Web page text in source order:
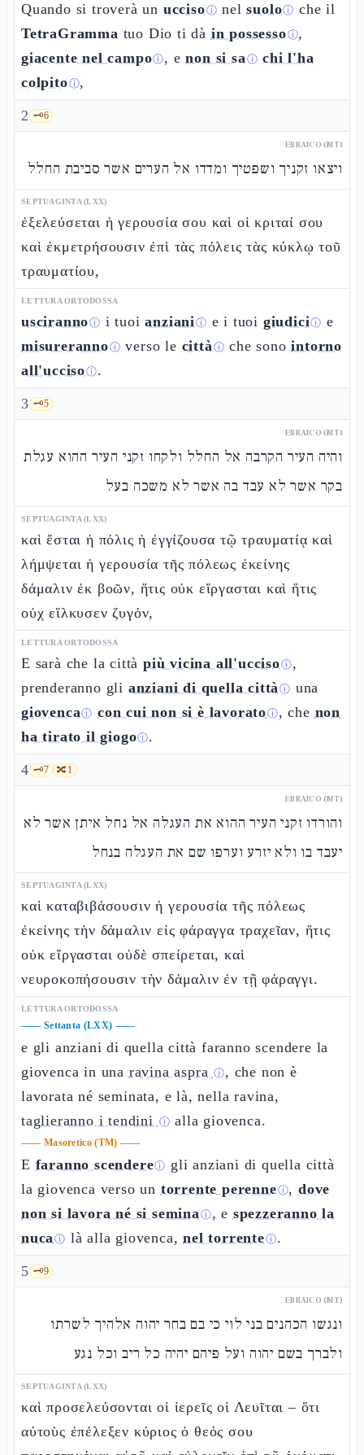
Quando si troverà un uccisoⓘ nelsuoloⓘ che il
TetraGramma tuo Dio ti dà in possessoⓘ,
giacente nel campoⓘ, enon si saⓘ chi l'ha
colpitoⓘ,
2 🗝️6
EBRAICO (MT)
ויצאו זקניך ושפטיך ומדדו אל הערים אשר סביבת החלל
SEPTUAGINTA (LXX)
ἐξελεύσεται ἡ γερουσία σου καὶ οἱ κριταί σου
καὶ ἐκμετρήσουσιν ἐπὶ τὰς πόλεις τὰς κύκλῳ τοῦ
τραυματίου,
LETTURA ORTODOSSA
uscirannoⓘ i tuoianzianiⓘ e i tuoi giudiciⓘ e
misurerannoⓘ verso le cittàⓘ che sonointorno
all'uccisoⓘ.
3 🗝️5
EBRAICO (MT)
והיה העיר הקרבה אל החלל ולקחו זקני העיר ההוא עגלת
בקר אשר לא עבד בה אשר לא משכה בעל
SEPTUAGINTA (LXX)
καὶ ἔσται ἡ πόλις ἡ ἐγγίζουσα τῷ τραυματίᾳ καὶ
λήμψεται ἡ γερουσία τῆς πόλεως ἐκείνης
δάμαλιν ἐκ βοῶν, ἥτις οὐκ εἴργασται καὶ ἥτις
οὐχ εἵλκυσεν ζυγόν,
LETTURA ORTODOSSA
E sarà che la città più vicina all'uccisoⓘ,
prenderanno gli anziani di quella cittàⓘ una
giovencaⓘ con cui non si è lavoratoⓘ, che non
ha tirato il giogoⓘ.
4 🗝️7 🔀1
EBRAICO (MT)
והורדו זקני העיר ההוא את העגלה אל נחל איתן אשר לא
יעבד בו ולא יזרע וערפו שם את העגלה בנחל
SEPTUAGINTA (LXX)
καὶ καταβιβάσουσιν ἡ γερουσία τῆς πόλεως
ἐκείνης τὴν δάμαλιν εἰς φάραγγα τραχεῖαν, ἥτις
οὐκ εἴργασται οὐδὲ σπείρεται, καὶ
νευροκοπήσουσιν τὴν δάμαλιν ἐν τῇ φάραγγι.
LETTURA ORTODOSSA
—— Settanta (LXX) ——
e gli anziani di quella città faranno scendere la
giovenca in una ravina aspra ⓘ, che non è
lavorata né seminata, e là, nella ravina,
taglieranno i tendini ⓘ alla giovenca.
—— Masoretico (TM) ——
E faranno scendereⓘ gli anziani di quella città
la giovenca verso un torrente perenneⓘ,dove
non si lavora né si seminaⓘ, e spezzeranno la
nucaⓘ là alla giovenca,nel torrenteⓘ.
5 🗝️9
EBRAICO (MT)
ונגשו הכהנים בני לוי כי בם בחר יהוה אלהיך לשרתו
ולברך בשם יהוה ועל פיהם יהיה כל ריב וכל נגע
SEPTUAGINTA (LXX)
καὶ προσελεύσονται οἱ ἱερεῖς οἱ Λευῖται – ὅτι
αὐτοὺς ἐπέλεξεν κύριος ὁ θεός σου